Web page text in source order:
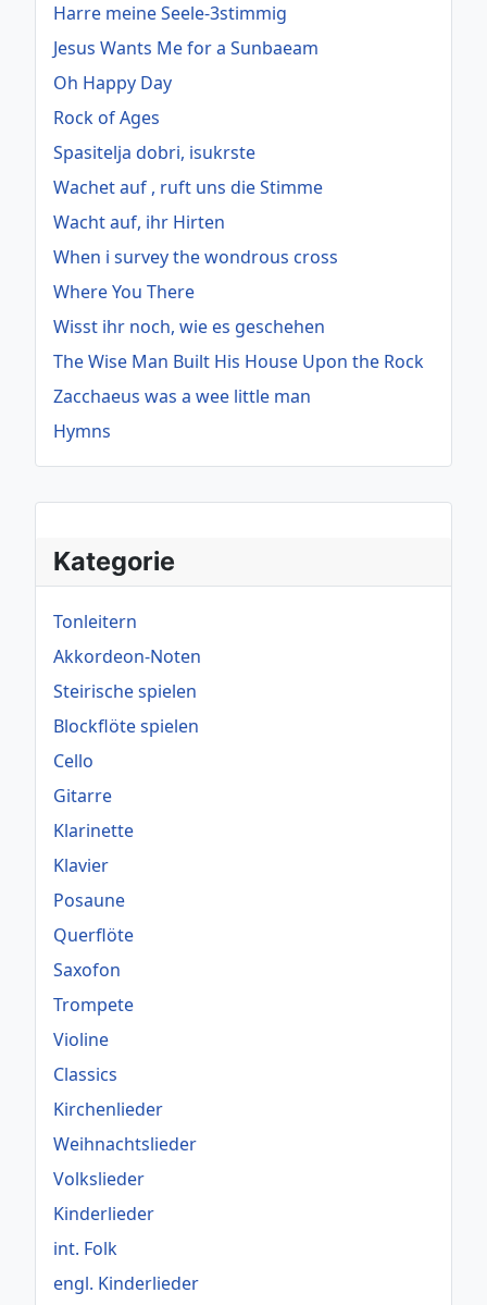
Kategorie
Tonleitern
Akkordeon-Noten
Steirische spielen
Blockflöte spielen
Cello
Gitarre
Klarinette
Klavier
Posaune
Querflöte
Saxofon
Trompete
Violine
Classics
Kirchenlieder
Weihnachtslieder
Volkslieder
Kinderlieder
int. Folk
engl. Kinderlieder
Harre meine Seele-3stimmig
Jesus Wants Me for a Sunbaeam
Oh Happy Day
Rock of Ages
Spasitelja dobri, isukrste
Wachet auf , ruft uns die Stimme
Wacht auf, ihr Hirten
When i survey the wondrous cross
Where You There
Wisst ihr noch, wie es geschehen
The Wise Man Built His House Upon the Rock
Zacchaeus was a wee little man
Hymns